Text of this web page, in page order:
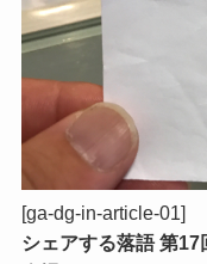
[ga-dg-in-article-01]
シェアする落語 第17